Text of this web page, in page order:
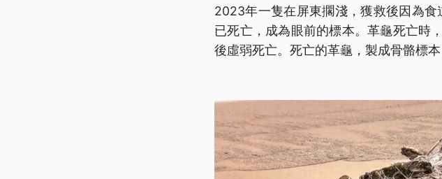
2023年一隻在屏東擱淺，獲救後因為
已死亡，成為眼前的標本。革龜死亡時
後虛弱死亡。死亡的革龜，製成骨骼標